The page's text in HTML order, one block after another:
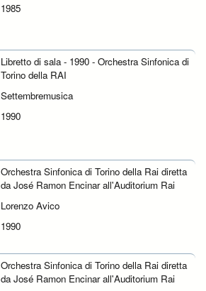
1985
Libretto di sala - 1990 - Orchestra Sinfonica di
Torino della RAI
Settembremusica
1990
Orchestra Sinfonica di Torino della Rai diretta
da José Ramon Encinar all'Auditorium Rai
Lorenzo Avico
1990
Orchestra Sinfonica di Torino della Rai diretta
da José Ramon Encinar all'Auditorium Rai